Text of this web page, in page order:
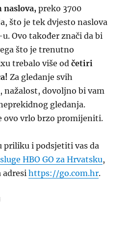
naslova,preko 3700
što je tek dvjesto naslova
Ovo također znači da bi
što je trenutno
trebalo više odčetiri
Za gledanje svih
nažalost, dovoljno bi vam
gledanja.
ovo vrlo brzo promijeniti.
priliku i podsjetiti vas da
HBO GO za Hrvatsku,
adresihttps://go.com.hr.